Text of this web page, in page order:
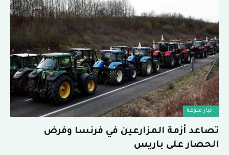
اخبار منوعة
تصاعد أزمة المزارعين في فرنسا وفرض
الحصار على باريس